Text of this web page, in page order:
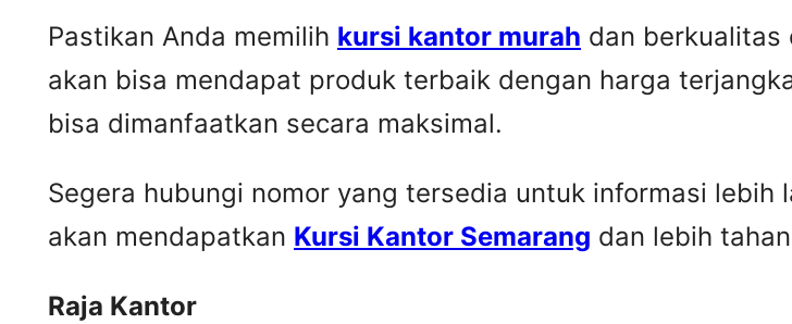
Pastikan Anda memilih kursi kantor murah dan berkualitas
akan bisa mendapat produk terbaik dengan harga
bisa dimanfaatkan secara maksimal.
Segera hubungi nomor yang tersedia untuk informasi
akan mendapatkan Kursi Kantor Semarang dan lebih
Raja Kantor